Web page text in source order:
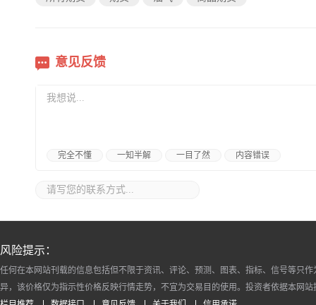
意见反馈
完全不懂 一知半解 一目了然 内容错误
风险提示：
任何在本网站刊载的信息包括但不限于资讯、评论、预测、图表、指标、信号等只
异，该价格仅为指示性价格反映行情走势，不宜为交易目的使用。投资者依据本网